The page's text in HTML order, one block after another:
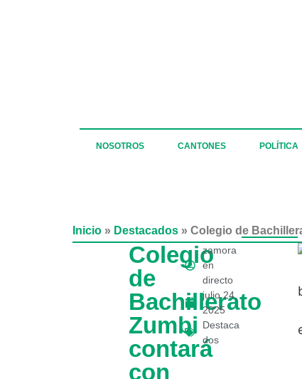
NOSOTROS CANTONES POLÍTICA
Inicio » Destacados » Colegio de
Colegio
de
Bachillerato
Zumbi
contará
con
zamora
en
directo
julio 24,
2025
Destaca
dos